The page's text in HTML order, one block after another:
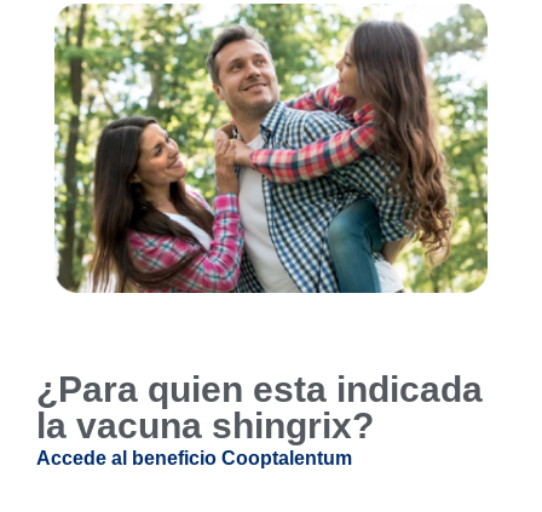
¿Para quien esta indicada
la vacuna shingrix?
Accede al beneficio Cooptalentum